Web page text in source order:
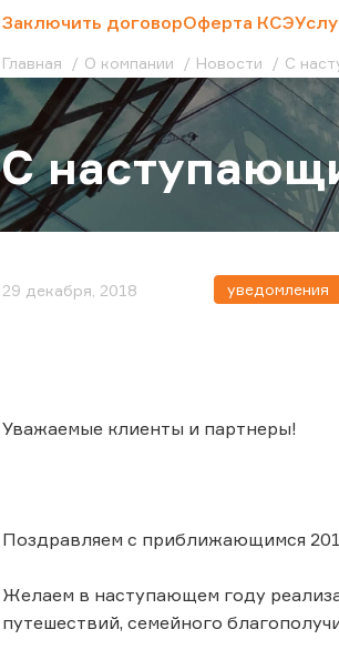
Заключить договорОферта КСЭ
Главная О компании Новости С
С
29 декабря, 2018 уведомления
Уважаемые клиенты и партнеры!
Поздравляем с приближающимся
Желаем в наступающем году
путешествий, семейного